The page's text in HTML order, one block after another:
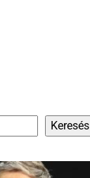
Keresés